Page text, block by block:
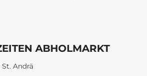
ABHOLMARKT
Andrä